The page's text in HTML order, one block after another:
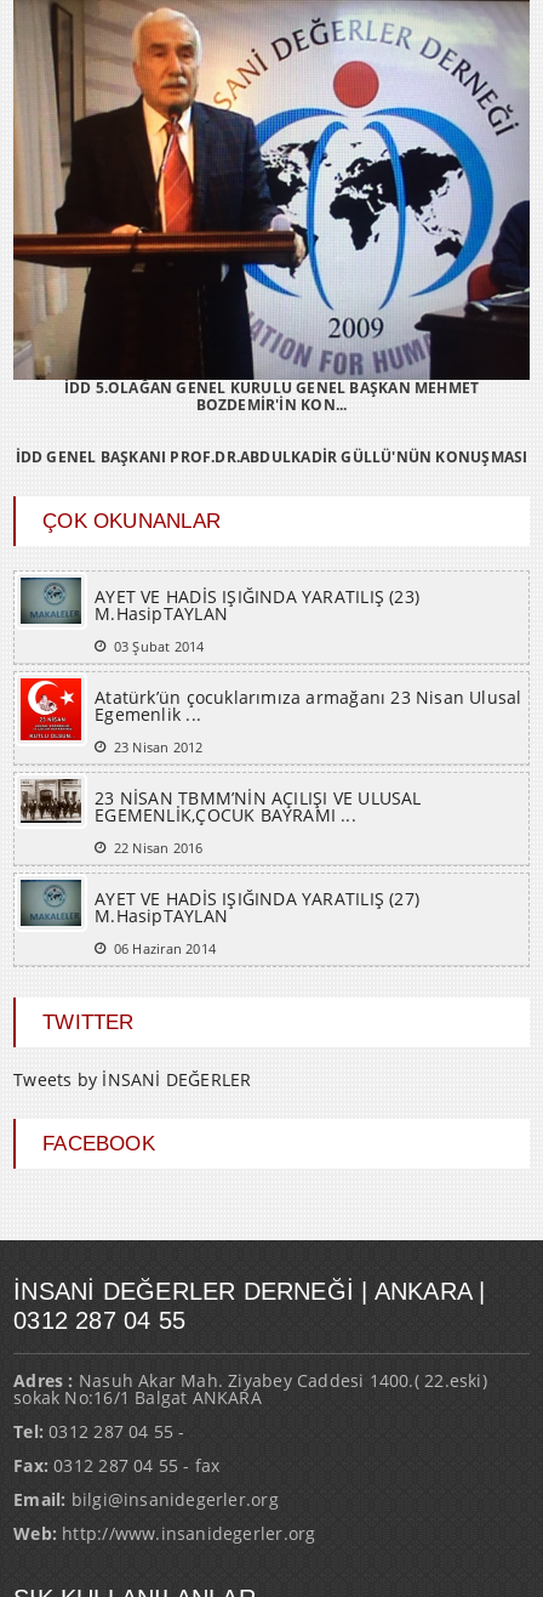
İDD 5.OLAĞAN GENEL KURULU GENEL BAŞKAN MEHMET
BOZDEMİR'İN KON...
İDD GENEL BAŞKANI PROF.DR.ABDULKADİR GÜLLÜ'NÜN KONUŞMASI
ÇOK OKUNANLAR
AYET VE HADİS IŞIĞINDA YARATILIŞ (23)
M.HasipTAYLAN
03 Şubat 2014
Atatürk’ün çocuklarımıza armağanı 23 Nisan Ulusal
Egemenlik ...
23 Nisan 2012
23 NİSAN TBMM’NİN AÇILIŞI VE ULUSAL
EGEMENLİK,ÇOCUK BAYRAMI ...
22 Nisan 2016
AYET VE HADİS IŞIĞINDA YARATILIŞ (27)
M.HasipTAYLAN
06 Haziran 2014
TWITTER
Tweets by İNSANİ DEĞERLER
FACEBOOK
İNSANI DEĞERLER DERNEĞI | ANKARA |
0312 287 04 55
Adres : Nasuh Akar Mah. Ziyabey Caddesi 1400.( 22.eski)
sokak No:16/1 Balgat ANKARA
Tel: 0312 287 04 55 -
Fax: 0312 287 04 55 - fax
Email: bilgi@insanidegerler.org
Web: http://www.insanidegerler.org